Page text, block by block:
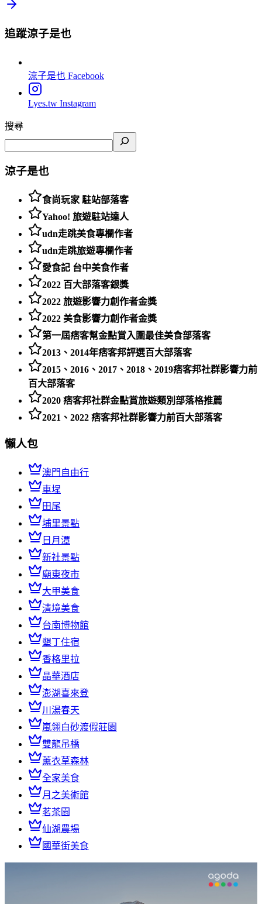
追蹤涼子是也
涼子是也 Facebook
Lyes.tw Instagram
搜尋
涼子是也
食尚玩家 駐站部落客
Yahoo! 旅遊駐站達人
udn走跳美食專欄作者
udn走跳旅遊專欄作者
愛食記 台中美食作者
2022 百大部落客銀獎
2022 旅遊影響力創作者金獎
2022 美食影響力創作者金獎
第一屆痞客幫金點賞入圍最佳美食部落客
2013、2014年痞客邦評選百大部落客
2015、2016、2017、2018、2019痞客邦社群影響力前
百大部落客
2020 痞客邦社群金點賞旅遊類別部落格推薦
2021、2022 痞客邦社群影響力前百大部落客
懶人包
澳門自由行
車埕
田尾
埔里景點
日月潭
新社景點
廟東夜市
大甲美食
清境美食
台南博物館
墾丁住宿
香格里拉
晶華酒店
澎湖喜來登
川湯春天
嵐翎白砂渡假莊園
雙龍吊橋
薰衣草森林
全家美食
月之美術館
茗茶園
仙湖農場
國華街美食